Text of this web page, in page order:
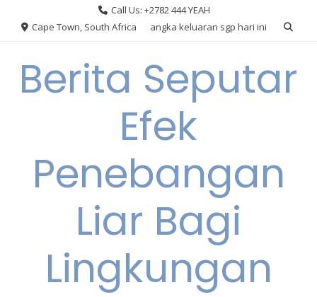
Call Us: +2782 444 YEAH
Cape Town, South Africa
angka keluaran sgp hari ini
Berita Seputar
Efek
Penebangan
Liar Bagi
Lingkungan